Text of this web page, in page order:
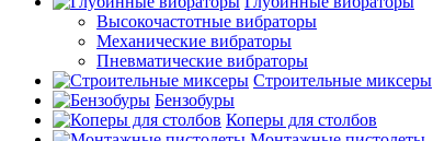
Высокочастотные вибраторы
Механические вибраторы
Пневматические вибраторы
Строительные миксеры
Бензобуры
Коперы для столбов